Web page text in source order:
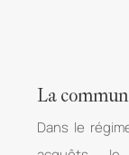
La
Dans le